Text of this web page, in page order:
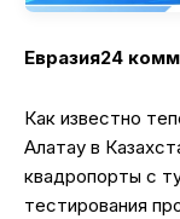
Евразия24
Как известно
Алатау в
квадропорты с
тестирования